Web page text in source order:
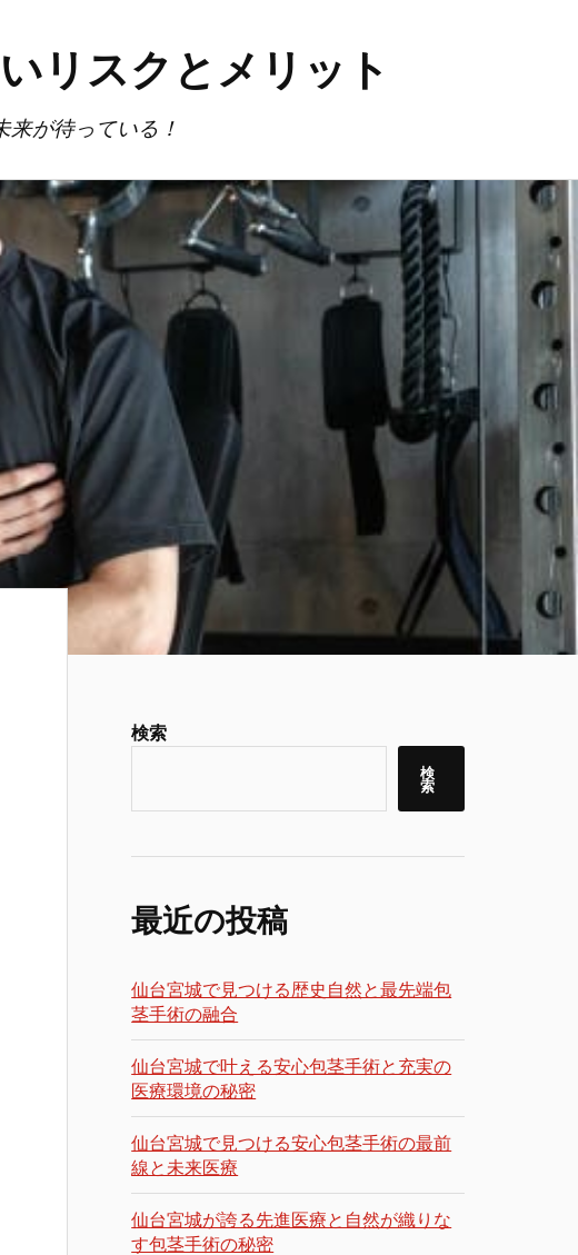
リスクとメリット
が待っている！
検索
検
索
最近の投稿
仙台宮城で見つける歴史自然と最先端包
茎手術の融合
仙台宮城で叶える安心包茎手術と充実の
医療環境の秘密
仙台宮城で見つける安心包茎手術の最前
線と未来医療
仙台宮城が誇る先進医療と自然が織りな
す包茎手術の秘密